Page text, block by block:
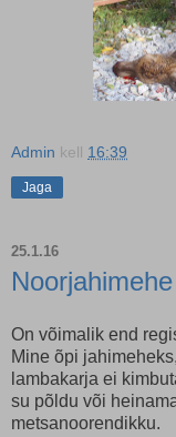
Admin kell 16:39
Jaga
25.1.16
On võimalik end
Mine õpi
lambakarja ei
su põldu või
metsanoorendikku.